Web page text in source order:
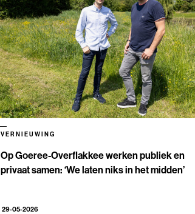
Op Goeree-Overflakkee werken publiek en
privaat samen: ‘We laten niks in het midden’
VERNIEUWING
29-05-2026